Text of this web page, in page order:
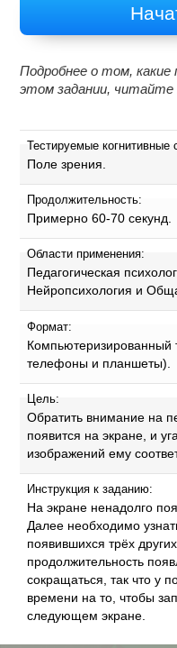
Подробнее о том,
этом задании,
Тестируемые когнитивные
Поле зрения.
Продолжительность:
Примерно 60-70 секунд.
Области применения:
Педагогическая
Нейропсихология и
Формат:
телефоны и планшеты).
Цель:
Обратить внимание на
появится на экране, и
изображений ему
Инструкция к заданию:
На экране ненадолго
Далее необходимо
появившихся трёх
продолжительность
сокращаться, так что у
времени на то, чтобы
следующем экране.